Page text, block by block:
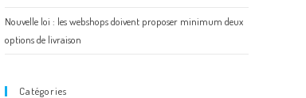
Nouvelle loi : les webshops doivent proposer minimum deux
options de livraison
Catégories